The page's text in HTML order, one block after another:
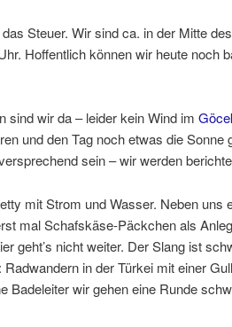
Steuer. Wir sind ca. in der Mitte
Hoffentlich können wir heute noch
sind wir da – leider kein Wind im
und den Tag noch etwas die Sonne
sein – wir werden
mit Strom und Wasser. Neben uns
mal Schafskäse-Päckchen als
geht’s nicht weiter. Der Slang ist
in der Türkei mit einer
Badeleiter wir gehen eine Runde